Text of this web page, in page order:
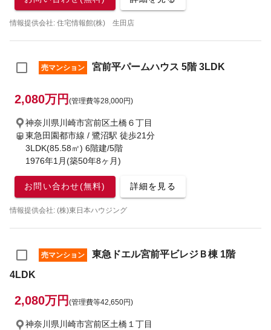
情報提供会社: 住宅情報館(株) 生田店
売マンション 宮前平パームハウス 5階 3LDK
2,080万円 (管理費等28,000円)
神奈川県川崎市宮前区土橋６丁目
東急田園都市線 / 鷺沼駅 徒歩21分
3LDK(85.58㎡) 6階建/5階
1976年1月(築50年8ヶ月)
お問い合わせ(無料) 詳細を見る
情報提供会社: (株)東日本ハウジング
売マンション
東急ドエル宮前平ビレジＢ棟 1階
4LDK
2,080万円 (管理費等42,650円)
神奈川県川崎市宮前区土橋１丁目